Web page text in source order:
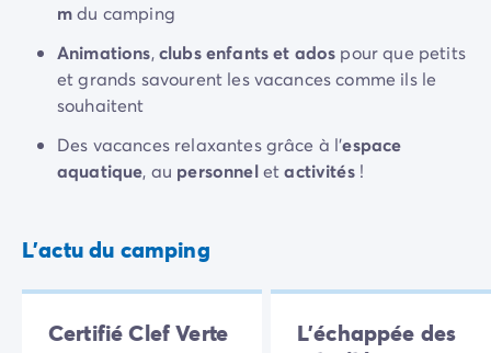
Camping Annecy
Camping Savoie
Camping Espagne
Camping Cantabria
Camping Santander
Camping Catalogne
Camping Escala
Camping Costa Dorada
mdu camping
Animations,clubs enfants et ados pour que petits
et grands savourent les vacances comme ils le
souhaitent
Des vacances relaxantes grâce à l'espace
aquatique, au personneletactivités!
L'actu du camping
Certifié Clef Verte
L'échappée des